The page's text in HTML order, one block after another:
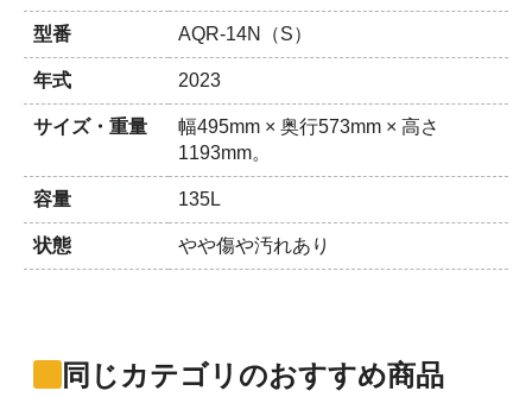
型番 AQR-14N（S）
年式 2023
サイズ・重量
幅495mm × 奥行573mm × 高さ
1193mm。
容量 135L
状態 やや傷や汚れあり
同じカテゴリのおすすめ商品